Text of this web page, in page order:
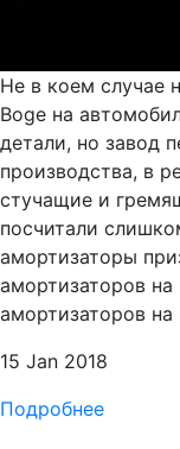
Не в коем случае
Boge на
детали, но завод
производства, в
стучащие и
посчитали
амортизаторы
амортизаторов
амортизаторов
15 Jan 2018
Подробнее